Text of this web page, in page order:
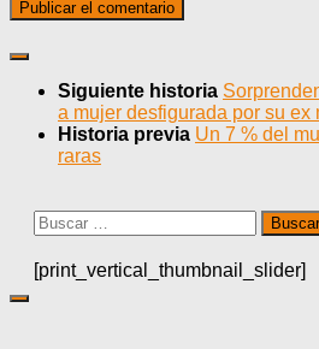
Siguiente historia
a mujer desfigurada por su ex
Historia previa Un 7 % del
raras
Buscar:
[print_vertical_thumbnail_slider]